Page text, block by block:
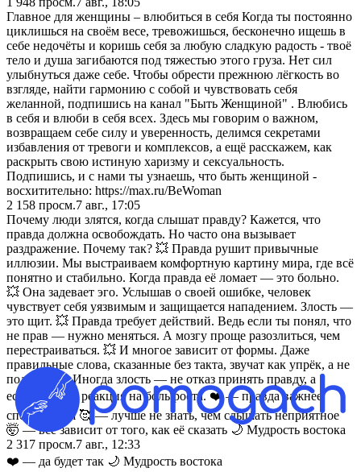
Главное для женщины – влюбиться в себя Когда ты постоянно
циклишься на своём весе, тревожишься, бесконечно ищешь в
себе недочёты и коришь себя за любую сладкую радость - твоё
тело и душа загибаются под тяжестью этого груза. Нет сил
улыбнуться даже себе. Чтобы обрести прежнюю лёгкость во
взгляде, найти гармонию с собой и чувствовать себя
желанной, подпишись на канал "Быть Женщиной" . Влюбись
в себя и влюби в себя всех. Здесь мы говорим о важном,
возвращаем себе силу и уверенность, делимся секретами
избавления от тревоги и комплексов, а ещё расскажем, как
раскрыть свою истиную харизму и сексуальность.
Подпишись, и с нами ты узнаешь, что быть женщиной -
восхитительно: https://max.ru/BeWoman
2 158 просм.7 авг., 17:05
Почему люди злятся, когда слышат правду? Кажется, что
правда должна освобождать. Но часто она вызывает
раздражение. Почему так? 💥 Правда рушит привычные
иллюзии. Мы выстраиваем комфортную картину мира, где всё
понятно и стабильно. Когда правда её ломает — это больно.
💥 Она задевает эго. Услышав о своей ошибке, человек
чувствует себя уязвимым и защищается нападением. Злость —
это щит. 💥 Правда требует действий. Ведь если ты понял, что
не прав — нужно меняться. А мозгу проще разозлиться, чем
перестраиваться. 💥 И многое зависит от формы. Даже
правильные слова, сказанные без такта, звучат как упрёк, а не
поддержка. Иногда злость — не отказ принять правду, а
естественная реакция на боль роста. ❤️ — правда важнее
спокойствия 🥰 — лучше не знать, чем слышать неприятное
🤯 — всё зависит от того, как её сказать 🌙 Мудрость востока
2 317 просм.7 авг., 12:33
❤️ — да будет так 🌙 Мудрость востока